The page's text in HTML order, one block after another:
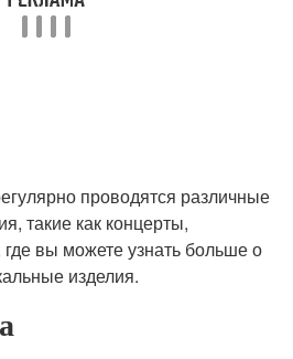
проводятся различные
такие как концерты,
вы можете узнать больше о
изделия.